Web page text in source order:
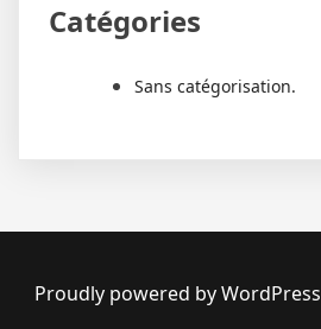
Catégories
Sans catégorisation.
Proudly powered by WordPress